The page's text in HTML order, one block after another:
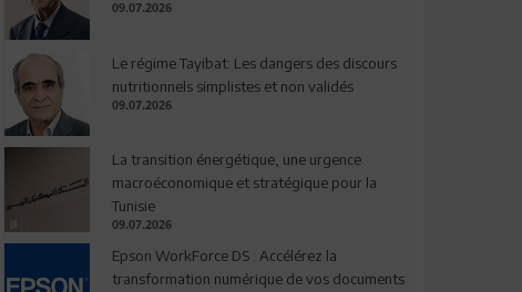
09.07.2026
Le régime Tayibat: Les dangers des discours
nutritionnels simplistes et non validés
09.07.2026
La transition énergétique, une urgence
macroéconomique et stratégique pour la
Tunisie
09.07.2026
Epson WorkForce DS : Accélérez la
transformation numérique de vos documents